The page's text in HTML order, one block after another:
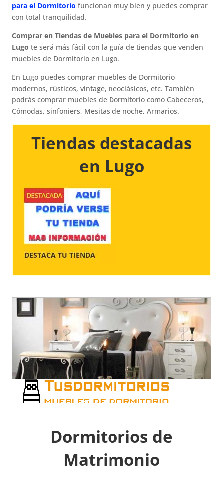
para el Dormitorio funcionan muy bien y puedes comprar
con total tranquilidad.
Comprar en Tiendas de Muebles para el Dormitorio en
Lugo te será más fácil con la guía de tiendas que venden
muebles de Dormitorio en Lugo.
En Lugo puedes comprar muebles de Dormitorio
modernos, rústicos, vintage, neoclásicos, etc. También
podrás comprar muebles de Dormitorio como Cabeceros,
Cómodas, sinfoniers, Mesitas de noche, Armarios.
Tiendas destacadas
en Lugo​​​​​​​
Dormitorios de
Matrimonio